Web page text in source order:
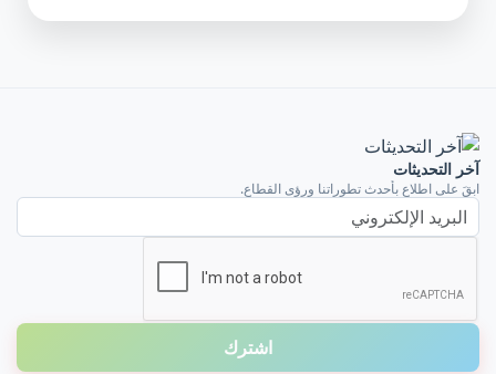
آخر التحديثات
ابقَ على اطلاعٍ بأحدث تطوراتنا ورؤى القطاع.
اشترك